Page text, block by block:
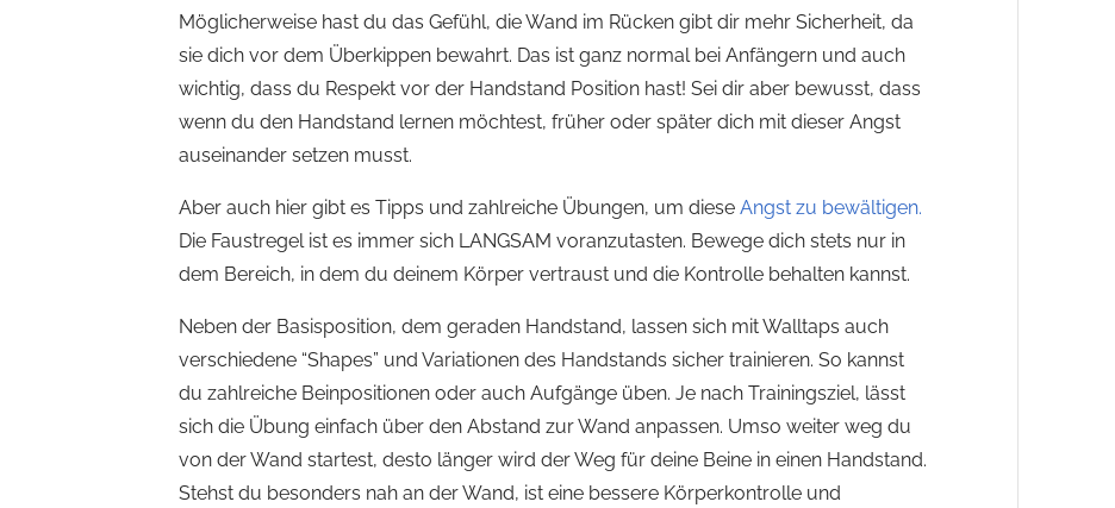
Möglicherweise hast du das Gefühl, die Wand im Rücken gibt dir mehr Sicherheit, da
sie dich vor dem Überkippen bewahrt. Das ist ganz normal bei Anfängern und auch
wichtig, dass du Respekt vor der Handstand Position hast! Sei dir aber bewusst, dass
wenn du den Handstand lernen möchtest, früher oder später dich mit dieser Angst
auseinander setzen musst.
Aber auch hier gibt es Tipps und zahlreiche Übungen, um dieseAngst zu bewältigen.
Die Faustregel ist es immer sich LANGSAM voranzutasten. Bewege dich stets nur in
dem Bereich, in dem du deinem Körper vertraust und die Kontrolle behalten kannst.
Neben der Basisposition, dem geraden Handstand, lassen sich mit Walltaps auch
verschiedene “Shapes” und Variationen des Handstands sicher trainieren. So kannst
du zahlreiche Beinpositionen oder auch Aufgänge üben. Je nach Trainingsziel, lässt
sich die Übung einfach über den Abstand zur Wand anpassen. Umso weiter weg du
von der Wand startest, desto länger wird der Weg für deine Beine in einen Handstand.
Stehst du besonders nah an der Wand, ist eine bessere Körperkontrolle und